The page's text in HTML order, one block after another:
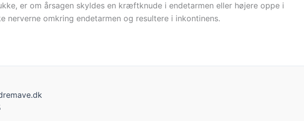
er om årsagen skyldes en kræftknude i endetarmen eller højere oppe i
omkring endetarmen og resultere i inkontinens.